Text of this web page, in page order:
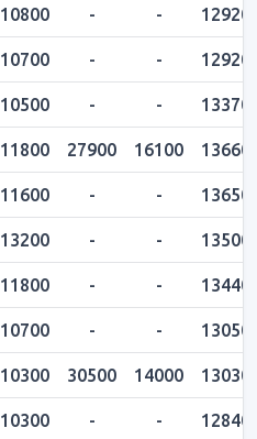
10800 - - 12920
10700 - - 12920
10500 - - 13370
11800 27900 16100 13660
11600 - - 13650
13200 - - 13500
11800 - - 13440
10700 - - 13050
10300 30500 14000 13030
10300 - - 12840